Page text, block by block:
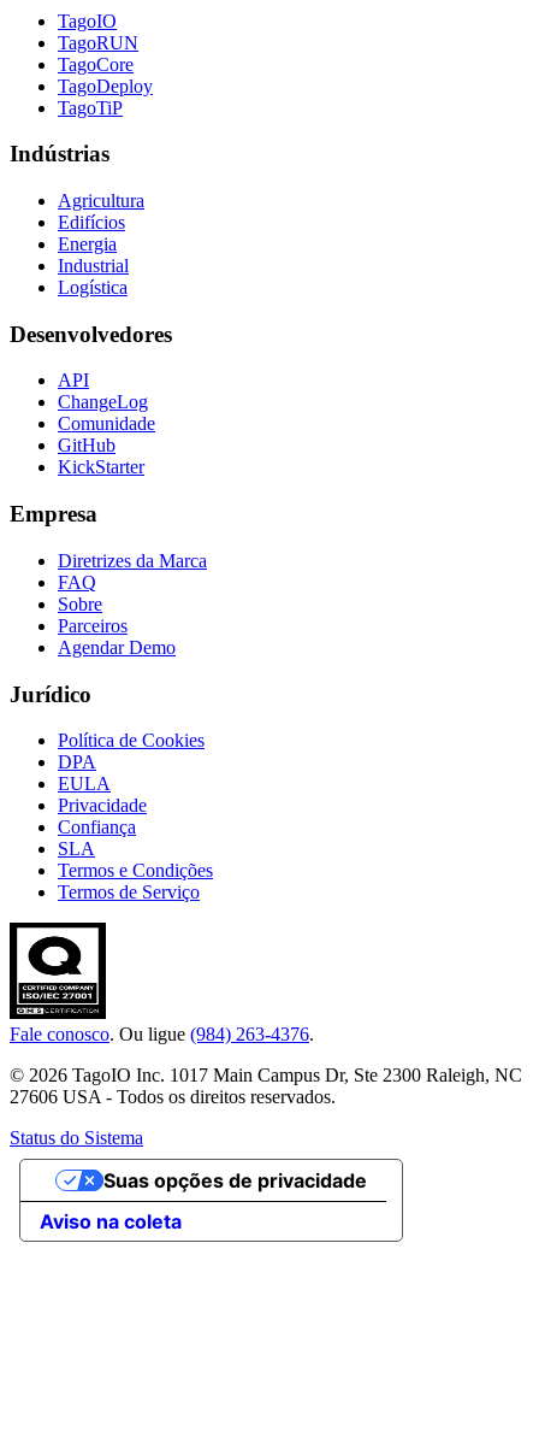
TagoIO
TagoRUN
TagoCore
TagoDeploy
TagoTiP
Indústrias
Agricultura
Edifícios
Energia
Industrial
Logística
Desenvolvedores
API
ChangeLog
Comunidade
GitHub
KickStarter
Empresa
Diretrizes da Marca
FAQ
Sobre
Parceiros
Agendar Demo
Jurídico
Política de Cookies
DPA
EULA
Privacidade
Confiança
SLA
Termos e Condições
Termos de Serviço
Fale conosco. Ou ligue (984) 263-4376.
© 2026 TagoIO Inc. 1017 Main Campus Dr, Ste 2300 Raleigh, NC
27606 USA - Todos os direitos reservados.
Status do Sistema
Aviso na coleta
Suas opções de privacidade